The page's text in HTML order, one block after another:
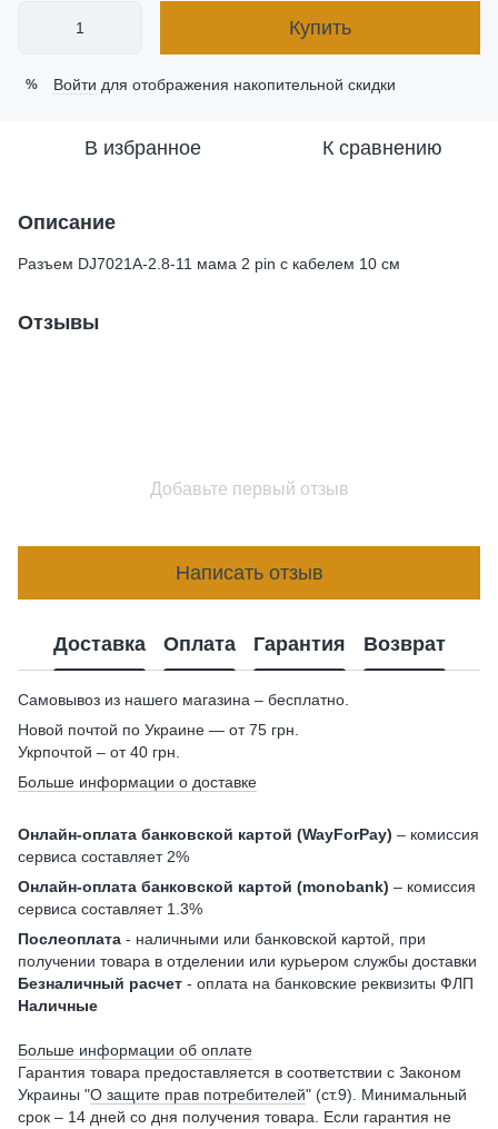
Купить
% Войти для отображения накопительной скидки
В избранное К сравнению
Описание
Разъем DJ7021A-2.8-11 мама 2 pin с кабелем 10 см
Отзывы
Добавьте первый отзыв
Написать отзыв
Доставка Оплата Гарантия Возврат
Самовывоз из нашего магазина – бесплатно.
Новой почтой по Украине — от 75 грн.
Укрпочтой – от 40 грн.
Больше информации о доставке
Онлайн-оплата банковской картой (WayForPay) – комиссия
сервиса составляет 2%
Онлайн-оплата банковской картой (monobank) – комиссия
сервиса составляет 1.3%
Послеоплата - наличными или банковской картой, при
получении товара в отделении или курьером службы доставки
Безналичный расчет - оплата на банковские реквизиты ФЛП
Наличные
Больше информации об оплате
Гарантия товара предоставляется в соответствии с Законом
Украины "О защите прав потребителей" (ст.9). Минимальный
срок – 14 дней со дня получения товара. Если гарантия не